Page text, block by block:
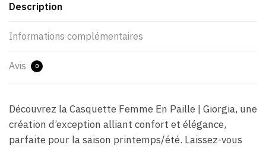
Description
Informations complémentaires
Avis 0
Découvrez la Casquette Femme En Paille | Giorgia, une
création d’exception alliant confort et élégance,
parfaite pour la saison printemps/été. Laissez-vous